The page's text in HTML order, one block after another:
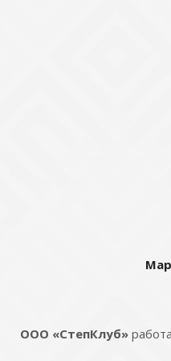
ООО «СтепКлуб»